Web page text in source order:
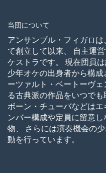
当団について
アンサンブル・フィガロ
て創立して以来、 自主運
ケストラです。 現在団員
少年オケの出身者から構
ーツァルト・ベートーヴ
る古典派の作品をいつで
ボーン・チューバなどは
ンバー構成や定員に留意
物、 さらには演奏機会の
動を行っています。